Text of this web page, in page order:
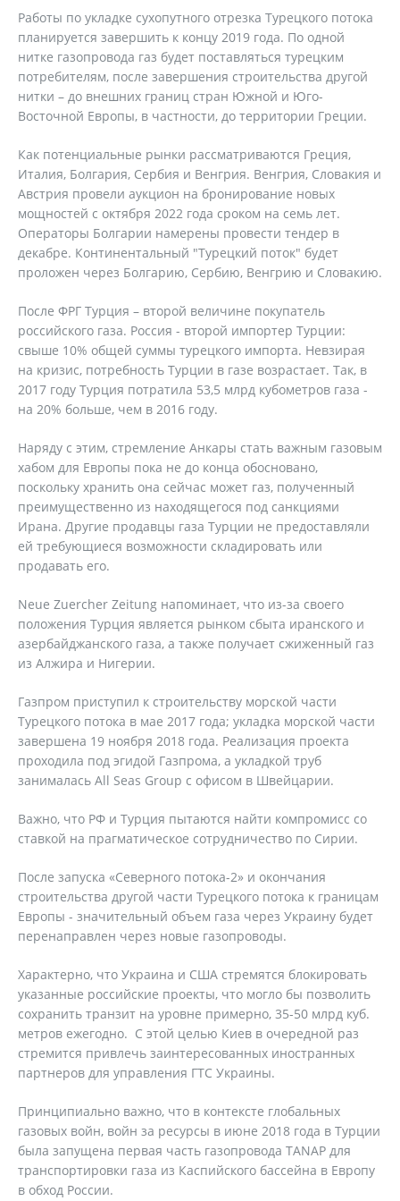
Работы по укладке сухопутного отрезка Турецкого потока
планируется завершить к концу 2019 года. По одной
нитке газопровода газ будет поставляться турецким
потребителям, после завершения строительства другой
нитки – до внешних границ стран Южной и Юго-
Восточной Европы, в частности, до территории Греции.
Как потенциальные рынки рассматриваются Греция,
Италия, Болгария, Сербия и Венгрия. Венгрия, Словакия и
Австрия провели аукцион на бронирование новых
мощностей с октября 2022 года сроком на семь лет.
Операторы Болгарии намерены провести тендер в
декабре. Континентальный "Турецкий поток" будет
проложен через Болгарию, Сербию, Венгрию и Словакию.
После ФРГ Турция – второй величине покупатель
российского газа. Россия - второй импортер Турции:
свыше 10% общей суммы турецкого импорта. Невзирая
на кризис, потребность Турции в газе возрастает. Так, в
2017 году Турция потратила 53,5 млрд кубометров газа -
на 20% больше, чем в 2016 году.
Наряду с этим, стремление Анкары стать важным газовым
хабом для Европы пока не до конца обосновано,
поскольку хранить она сейчас может газ, полученный
преимущественно из находящегося под санкциями
Ирана. Другие продавцы газа Турции не предоставляли
ей требующиеся возможности складировать или
продавать его.
Neue Zuercher Zeitung напоминает, что из-за своего
положения Турция является рынком сбыта иранского и
азербайджанского газа, а также получает сжиженный газ
из Алжира и Нигерии.
Газпром приступил к строительству морской части
Турецкого потока в мае 2017 года; укладка морской части
завершена 19 ноября 2018 года. Реализация проекта
проходила под эгидой Газпрома, а укладкой труб
занималась All Seas Group с офисом в Швейцарии.
Важно, что РФ и Турция пытаются найти компромисс со
ставкой на прагматическое сотрудничество по Сирии.
После запуска «Северного потока-2» и окончания
строительства другой части Турецкого потока к границам
Европы - значительный объем газа через Украину будет
перенаправлен через новые газопроводы.
Характерно, что Украина и США стремятся блокировать
указанные российские проекты, что могло бы позволить
сохранить транзит на уровне примерно, 35-50 млрд куб.
метров ежегодно. С этой целью Киев в очередной раз
стремится привлечь заинтересованных иностранных
партнеров для управления ГТС Украины.
Принципиально важно, что в контексте глобальных
газовых войн, войн за ресурсы в июне 2018 года в Турции
была запущена первая часть газопровода TANAP для
транспортировки газа из Каспийского бассейна в Европу
в обход России.